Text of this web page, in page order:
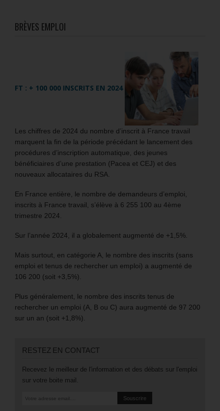
BRÈVES EMPLOI
FT : + 100 000 INSCRITS EN 2024
Les chiffres de 2024 du nombre d’inscrit à France travail
marquent la fin de la période précédant le lancement des
procédures d’inscription automatique, des jeunes
bénéficiaires d’une prestation (Pacea et CEJ) et des
nouveaux allocataires du RSA.
En France entière, le nombre de demandeurs d’emploi,
inscrits à France travail, s’élève à 6 255 100 au 4ème
trimestre 2024.
Sur l’année 2024, il a globalement augmenté de +1,5%.
Mais surtout, en catégorie A, le nombre des inscrits (sans
emploi et tenus de rechercher un emploi) a augmenté de
106 200 (soit +3,5%).
Plus généralement, le nombre des inscrits tenus de
rechercher un emploi (A, B ou C) aura augmenté de 97 200
sur un an (soit +1,8%).
RESTEZ EN CONTACT
Recevez le meilleur de l'information et des débats sur l'emploi
sur votre boite mail.